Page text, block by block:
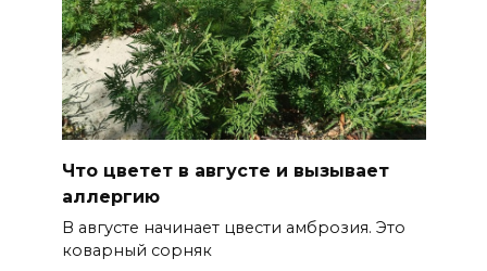
Что цветет в августе и вызывает
аллергию
В августе начинает цвести амброзия. Это
коварный сорняк